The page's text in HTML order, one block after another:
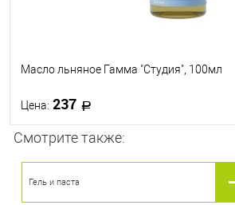
Масло льняное Гамма "Студия", 100мл
Цена: 237
В
Смотрите также:
Гель и паста